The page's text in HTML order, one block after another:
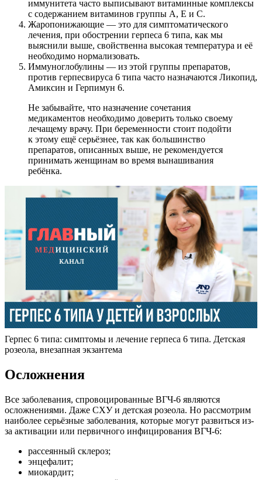
иммунитета часто выписывают витаминные комплексы
с содержанием витаминов группы А, Е и С.
Жаропонижающие — это для симптоматического
лечения, при обострении герпеса 6 типа, как мы
выяснили выше, свойственна высокая температура и её
необходимо нормализовать.
Иммуноглобулины — из этой группы препаратов,
против герпесвируса 6 типа часто назначаются Ликопид,
Амиксин и Герпимун 6.
Не забывайте, что назначение сочетания
медикаментов необходимо доверить только своему
лечащему врачу. При беременности стоит подойти
к этому ещё серьёзнее, так как большинство
препаратов, описанных выше, не рекомендуется
принимать женщинам во время вынашивания
ребёнка.
Герпес 6 типа: симптомы и лечение герпеса 6 типа. Детская
розеола, внезапная экзантема
Осложнения
Все заболевания, спровоцированные ВГЧ-6 являются
осложнениями. Даже СХУ и детская розеола. Но рассмотрим
наиболее серьёзные заболевания, которые могут развиться из-
за активации или первичного инфицирования ВГЧ-6:
рассеянный склероз;
энцефалит;
миокардит;